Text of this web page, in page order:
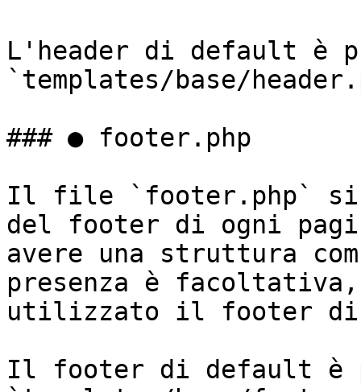
L'header di default è
`templates/base/
### ● footer.php
Il file `footer.php` si
del footer di ogni
avere una struttura
presenza è
utilizzato il footer
Il footer di default è